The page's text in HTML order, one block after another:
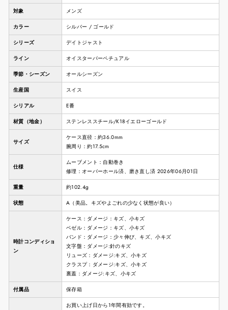
対象 メンズ
カラー シルバー / ゴールド
シリーズ デイトジャスト
ライン オイスターパーペチュアル
季節・シーズン オールシーズン
生産国 スイス
シリアル E番
材質（地金） ステンレススチール/K18イエローゴールド
サイズ
ケース直径：約36.0mm
腕周り：約17.5cm
仕様
ムーブメント：自動巻き
修理：オーバーホール済、磨き直し済 2026年06月01日
重量 約102.4g
状態 A（美品。キズやよごれの少なく状態が良い）
時計コンディショ
ン
ケース：ダメージ：キズ、小キズ
ベゼル：ダメージ：キズ、小キズ
バンド：ダメージ：少々伸び、キズ、小キズ
文字盤：ダメージ:針のキズ
リューズ：ダメージ:キズ、小キズ
クラスプ：ダメージ:キズ、小キズ
裏蓋：ダメージ:キズ、小キズ
付属品 保存箱
お買い上げ日から1年間有効です。